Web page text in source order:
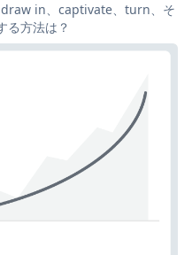
in、captivate、turn、そ
る方法は？